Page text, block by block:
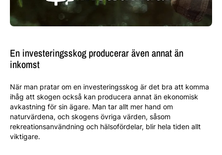
En investeringsskog producerar även annat än
inkomst
När man pratar om en investeringsskog är det bra att komma
ihåg att skogen också kan producera annat än ekonomisk
avkastning för sin ägare. Man tar allt mer hand om
naturvärdena, och skogens övriga värden, såsom
rekreationsanvändning och hälsofördelar, blir hela tiden allt
viktigare.